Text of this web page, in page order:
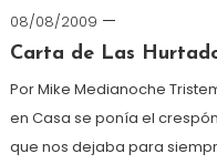
08/08/2009
Carta de Las
Por Mike Medianoche
en Casa se ponía el
que nos dejaba para